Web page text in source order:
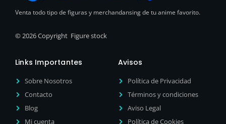
Venta todo tipo de figuras y merchandansing de tu anime favorito.
© 2026 Copyright Figure stock
Links Importantes
Sobre Nosotros
Contacto
Blog
Mi cuenta
Avisos
Política de Privacidad
Términos y condiciones
Aviso Legal
Política de Cookies